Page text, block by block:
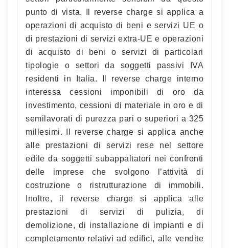
punto di vista. Il reverse charge si applica a
operazioni di acquisto di beni e servizi UE o
di prestazioni di servizi extra-UE e operazioni
di acquisto di beni o servizi di particolari
tipologie o settori da soggetti passivi IVA
residenti in Italia. Il reverse charge interno
interessa cessioni imponibili di oro da
investimento, cessioni di materiale in oro e di
semilavorati di purezza pari o superiori a 325
millesimi. Il reverse charge si applica anche
alle prestazioni di servizi rese nel settore
edile da soggetti subappaltatori nei confronti
delle imprese che svolgono l’attività di
costruzione o ristrutturazione di immobili.
Inoltre, il reverse charge si applica alle
prestazioni di servizi di pulizia, di
demolizione, di installazione di impianti e di
completamento relativi ad edifici, alle vendite